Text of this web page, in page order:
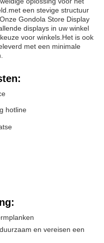
een stevige structuur
Gondola Store Display
displays in uw winkel
voor winkels.Het is ook
met een minimale
hotline
en vereisen een